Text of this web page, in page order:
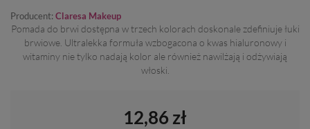
Producent: Claresa Makeup
Pomada do brwi dostępna w trzech kolorach doskonale zdefiniuje łuki
brwiowe. Ultralekka formuła wzbogacona o kwas hialuronowy i
witaminy nie tylko nadają kolor ale również nawilżają i odżywiają
włoski.
12,86 zł